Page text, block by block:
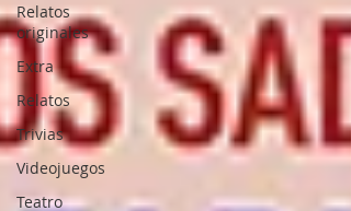
Relatos
originales
Extra
Relatos
Trivias
Videojuegos
Teatro